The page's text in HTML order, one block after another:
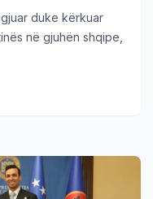
duke kërkuar
në gjuhën shqipe,